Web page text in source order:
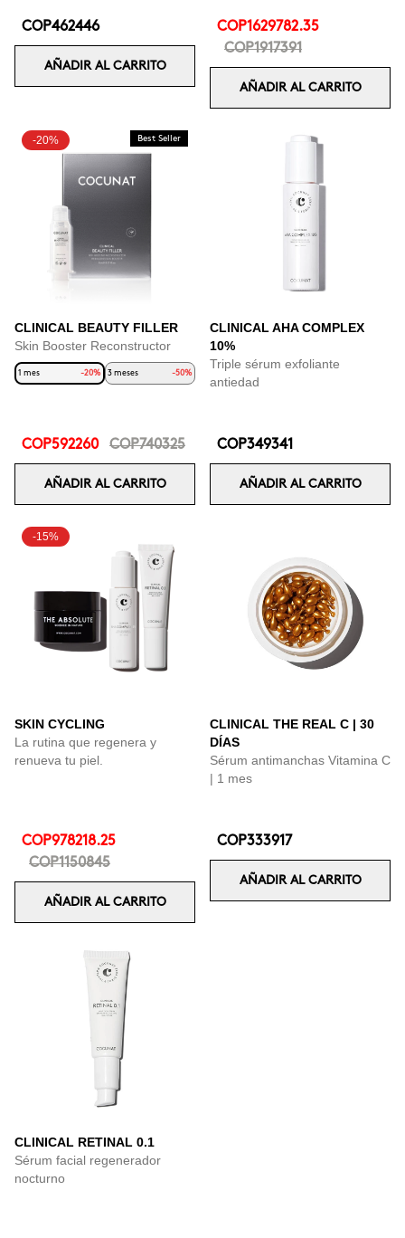
COP462446
AÑADIR AL CARRITO
COP1629782.35
COP1917391
AÑADIR AL CARRITO
-20% Best Seller
CLINICAL BEAUTY FILLER
Skin Booster Reconstructor
1 mes -20% 3 meses -50%
COP592260 COP740325
AÑADIR AL CARRITO
CLINICAL AHA COMPLEX
10%
Triple sérum exfoliante
antiedad
COP349341
AÑADIR AL CARRITO
-15%
SKIN CYCLING
La rutina que regenera y
renueva tu piel.
COP978218.25
COP1150845
AÑADIR AL CARRITO
CLINICAL THE REAL C | 30
DÍAS
Sérum antimanchas Vitamina C
| 1 mes
COP333917
AÑADIR AL CARRITO
CLINICAL RETINAL 0.1
Sérum facial regenerador
nocturno